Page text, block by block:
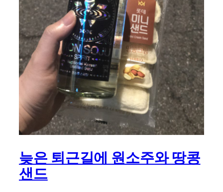
늦은 퇴근길에 원소주와 땅콩
샌드